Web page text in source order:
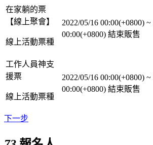
在家躺的票
【線上聚會】
線上活動票種
2022/05/16 00:00(+0800) ~
00:00(+0800) 結束販售
工作人員神支
援票
線上活動票種
2022/05/16 00:00(+0800) ~
00:00(+0800) 結束販售
下一步